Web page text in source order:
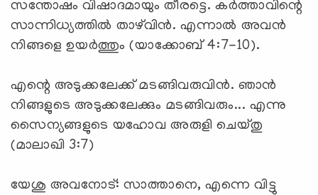
സന്തോഷം വിഷാദമായും തീരട്ടെ. കര്‍ത്താവിന്റെ
സാന്നിധ്യത്തില്‍ താഴ്‌വിന്‍. എന്നാല്‍ അവന്‍
നിങ്ങളെ ഉയര്‍ത്തും (യാക്കോബ് 4:7-10).
എന്റെ അടുക്കലേക്ക് മടങ്ങിവരുവിന്‍. ഞാന്‍
നിങ്ങളുടെ അടുക്കലേക്കും മടങ്ങിവരും... എന്നു
സൈന്യങ്ങളുടെ യഹോവ അരുളി ചെയ്തു
(മാലാഖി 3:7)
യേശു അവനോട്: സാത്താനെ, എന്നെ വിട്ടു